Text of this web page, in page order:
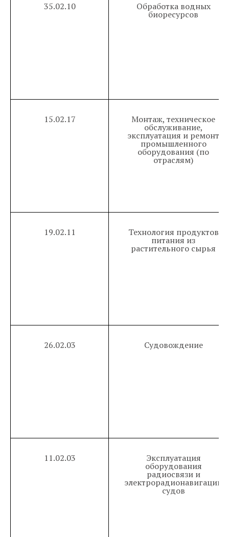
35.02.10 Обработка водных
биоресурсов
15.02.17 Монтаж, техническое
обслуживание,
эксплуатация и ремонт
промышленного
оборудования (по
отраслям)
19.02.11 Технология продуктов
питания из
растительного сырья
26.02.03 Судовождение
11.02.03 Эксплуатация
оборудования
радиосвязи и
электрорадионавигации
судов